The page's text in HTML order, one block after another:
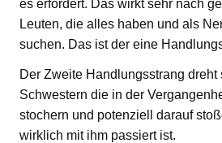
es erfordert. Das wirkt sehr nach
Leuten, die alles haben und als
suchen. Das ist der eine
Der Zweite Handlungsstrang dreht
Schwestern die in der
stochern und potenziell darauf
wirklich mit ihm passiert ist.